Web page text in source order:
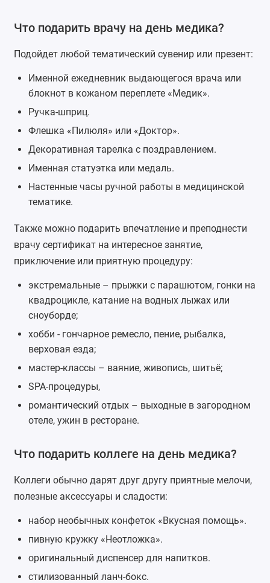
Что подарить врачу на день медика?
Подойдет любой тематический сувенир или презент:
Именной ежедневник выдающегося врача или
блокнот в кожаном переплете «Медик».
Ручка-шприц.
Флешка «Пилюля» или «Доктор».
Декоративная тарелка с поздравлением.
Именная статуэтка или медаль.
Настенные часы ручной работы в медицинской
тематике.
Также можно подарить впечатление и преподнести
врачу сертификат на интересное занятие,
приключение или приятную процедуру:
экстремальные – прыжки с парашютом, гонки на
квадроцикле, катание на водных лыжах или
сноуборде;
хобби - гончарное ремесло, пение, рыбалка,
верховая езда;
мастер-классы – ваяние, живопись, шитьё;
SPA-процедуры,
романтический отдых – выходные в загородном
отеле, ужин в ресторане.
Что подарить коллеге на день медика?
Коллеги обычно дарят друг другу приятные мелочи,
полезные аксессуары и сладости:
набор необычных конфеток «Вкусная помощь».
пивную кружку «Неотложка».
оригинальный диспенсер для напитков.
стилизованный ланч-бокс.